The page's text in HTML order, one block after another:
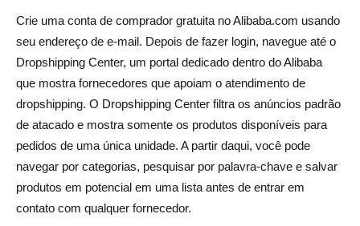
Crie uma conta de comprador gratuita no Alibaba.com usando
seu endereço de e-mail. Depois de fazer login, navegue até o
Dropshipping Center, um portal dedicado dentro do Alibaba
que mostra fornecedores que apoiam o atendimento de
dropshipping. O Dropshipping Center filtra os anúncios padrão
de atacado e mostra somente os produtos disponíveis para
pedidos de uma única unidade. A partir daqui, você pode
navegar por categorias, pesquisar por palavra-chave e salvar
produtos em potencial em uma lista antes de entrar em
contato com qualquer fornecedor.